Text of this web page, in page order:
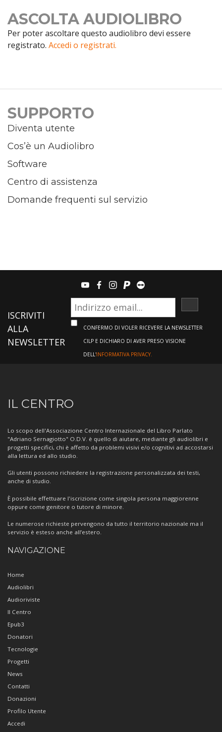
ASCOLTA AUDIOLIBRO
Per poter ascoltare questo audiolibro devi essere
registrato. Accedi o registrati.
SUPPORTO
Diventa utente
Cos’è un Audiolibro
Software
Centro di assistenza
Domande frequenti sul servizio
youtubefacebook
instagram
paypalteamviewer
ISCRIVITI
ALLA
NEWSLETTER
CONFERMO DI VOLER RICEVERE LA NEWSLETTER
CILP E DICHIARO DI AVER PRESO VISIONE
DELL'INFORMATIVA PRIVACY.
Informazioni
sul
Centro
IL CENTRO
Lo scopo dell'Associazione Centro Internazionale del Libro Parlato
"Adriano Sernagiotto" O.D.V. è quello di aiutare, mediante gli audiolibri e
progetti specifici, chi è affetto da problemi visivi e/o cognitivi ad accostarsi
alla lettura ed allo studio.
Gli utenti possono richiedere la registrazione personalizzata dei testi,
anche di studio.
È possibile effettuare l'iscrizione come singola persona maggiorenne
oppure come genitore o tutore di minore.
Le numerose richieste pervengono da tutto il territorio nazionale ma il
servizio è esteso anche all’estero.
NAVIGAZIONE
Home
Audiolibri
Audioriviste
Il Centro
Epub3
Donatori
Tecnologie
Progetti
News
Contatti
Donazioni
Profilo Utente
Accedi